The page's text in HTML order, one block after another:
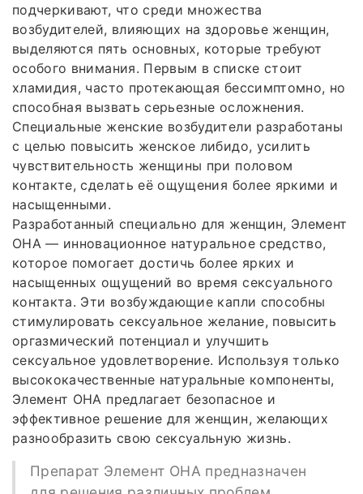
подчеркивают, что среди множества
возбудителей, влияющих на здоровье женщин,
выделяются пять основных, которые требуют
особого внимания. Первым в списке стоит
хламидия, часто протекающая бессимптомно, но
способная вызвать серьезные осложнения.
Специальные женские возбудители разработаны
с целью повысить женское либидо, усилить
чувствительность женщины при половом
контакте, сделать её ощущения более яркими и
насыщенными.
Разработанный специально для женщин, Элемент
ОНА — инновационное натуральное средство,
которое помогает достичь более ярких и
насыщенных ощущений во время сексуального
контакта. Эти возбуждающие капли способны
стимулировать сексуальное желание, повысить
оргазмический потенциал и улучшить
сексуальное удовлетворение. Используя только
высококачественные натуральные компоненты,
Элемент ОНА предлагает безопасное и
эффективное решение для женщин, желающих
разнообразить свою сексуальную жизнь.
Препарат Элемент ОНА предназначен